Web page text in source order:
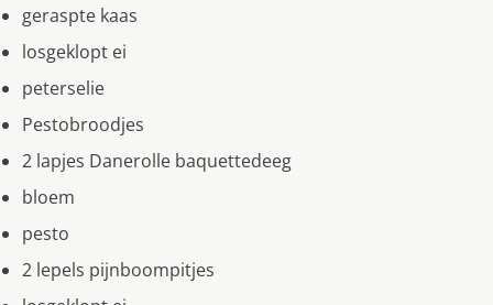
geraspte kaas
losgeklopt ei
peterselie
Pestobroodjes
2 lapjes Danerolle baquettedeeg
bloem
pesto
2 lepels pijnboompitjes